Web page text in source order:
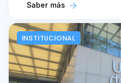
Saber más
INSTITUCIONAL